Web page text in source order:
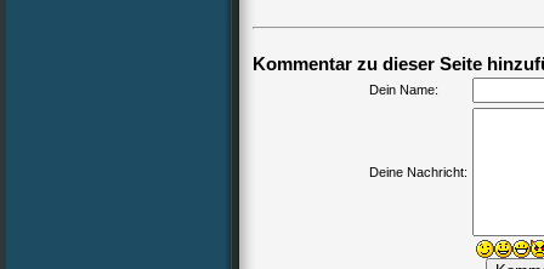
Kommentar zu dieser Seite
Dein Name:
Deine Nachricht: